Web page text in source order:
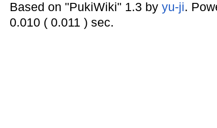
Based on "PukiWiki" 1.3 by yu-ji.
0.010 ( 0.011 ) sec.